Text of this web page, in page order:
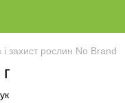
захист рослин No Brand